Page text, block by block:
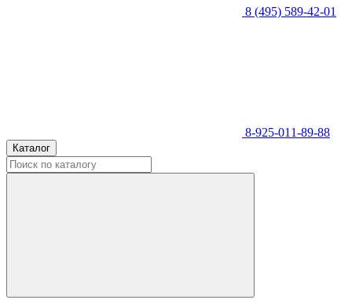
8 (495) 589-42-01
8-925-011-89-88
Каталог